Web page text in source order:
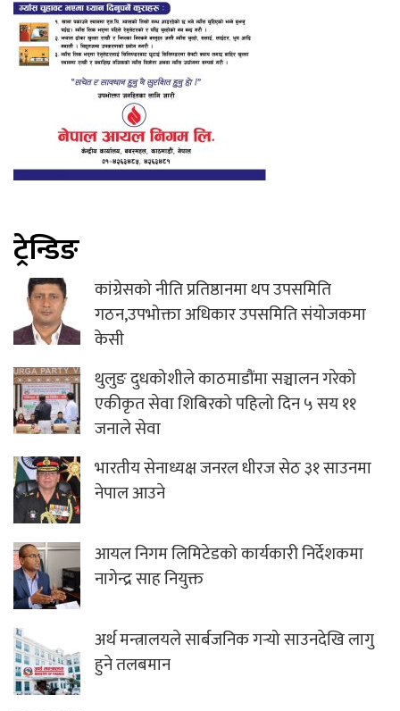
ट्रेन्डिङ
कांग्रेसको नीति प्रतिष्ठानमा थप उपसमिति
गठन,उपभोक्ता अधिकार उपसमिति संयोजकमा
केसी
थुलुङ दुधकोशीले काठमाडौंमा सञ्चालन गरेको
एकीकृत सेवा शिबिरको पहिलो दिन ५ सय ११
जनाले सेवा
भारतीय सेनाध्यक्ष जनरल धीरज सेठ ३१ साउनमा
नेपाल आउने
आयल निगम लिमिटेडको कार्यकारी निर्देशकमा
नागेन्द्र साह नियुक्त
अर्थ मन्त्रालयले सार्बजनिक गर्‍यो साउनदेखि लागु
हुने तलबमान